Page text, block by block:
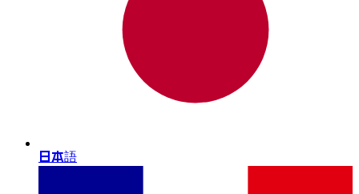
日本語